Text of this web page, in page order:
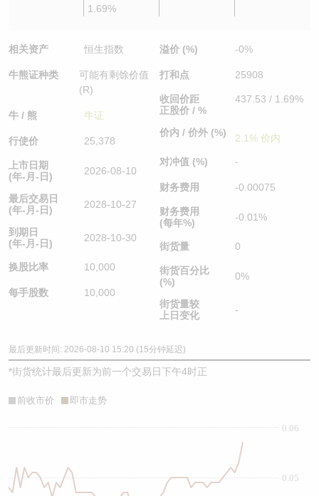
1.69%
相关资产 恒生指数
牛熊证种类
可能有剩馀价值
(R)
牛 / 熊 牛证
行使价 25,378
上市日期
(年-月-日)
2026-08-10
最后交易日
(年-月-日)
2028-10-27
到期日
(年-月-日)
2028-10-30
换股比率 10,000
每手股数 10,000
溢价 (%) -0%
打和点 25908
收回价距
正股价 / %
437.53 / 1.69%
价内 / 价外 (%) 2.1% 价内
对冲值 (%) -
财务费用 -0.00075
财务费用
(每年%)
-0.01%
街货量 0
街货百分比
(%)
0%
街货量较
上日变化
-
最后更新时间: 2026-08-10 15:20 (15分钟延迟)
*街货统计最后更新为前一个交易日下午4时正
前收市价 即市走势
0.05
0.06